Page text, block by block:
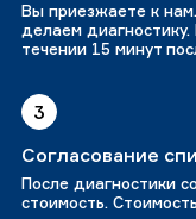
Вы приезжаете к
делаем
течении 15 минут
3
Согласование
После диагностики
стоимость.